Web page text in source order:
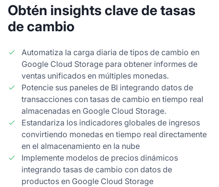
Obtén insights clave de tasas
de cambio
Automatiza la carga diaria de tipos de cambio en
Google Cloud Storage para obtener informes de
ventas unificados en múltiples monedas.
Potencie sus paneles de BI integrando datos de
transacciones con tasas de cambio en tiempo real
almacenadas en Google Cloud Storage.
Estandariza los indicadores globales de ingresos
convirtiendo monedas en tiempo real directamente
en el almacenamiento en la nube
Implemente modelos de precios dinámicos
integrando tasas de cambio con datos de
productos en Google Cloud Storage